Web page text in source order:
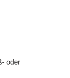
oder